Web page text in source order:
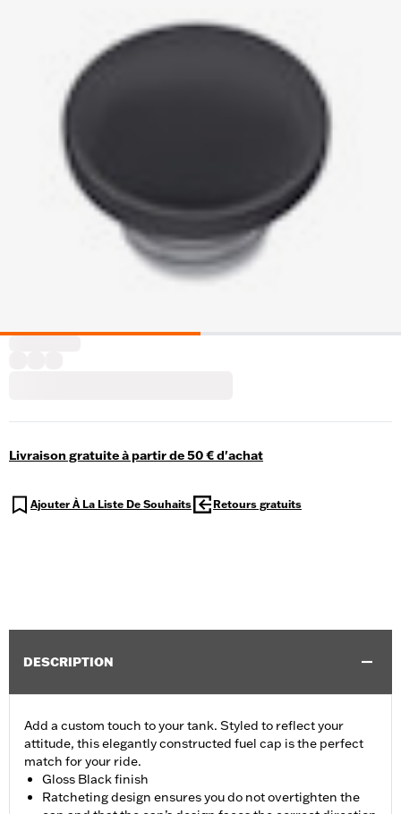
Livraison gratuite à partir de 50 € d'achat
Ajouter À La Liste De Souhaits Retours gratuits
DESCRIPTION
Add a custom touch to your tank. Styled to reflect your
attitude, this elegantly constructed fuel cap is the perfect
match for your ride.
Gloss Black finish
Ratcheting design ensures you do not overtighten the